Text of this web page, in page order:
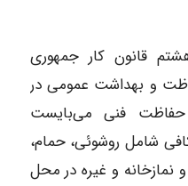
هشتم قانون کار جمهوری
و بهداشت عمومی در
حفاظت فنی می‌بایست
شامل روشوئی، حمام،
نمازخانه و غیره در محل